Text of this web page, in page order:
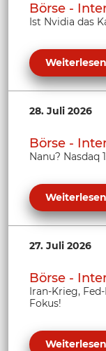
Börse -
Ist Nvidia das
28. Juli 2026
Börse -
Nanu? Nasdaq
27. Juli 2026
Börse -
Iran-Krieg,
Fokus!